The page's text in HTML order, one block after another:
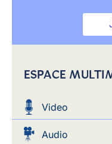
ESPACE
Video
Audio